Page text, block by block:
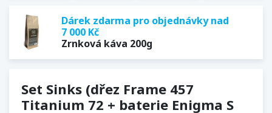
Dárek zdarma pro objednávky nad
7 000 Kč
Zrnková káva 200g
Set Sinks (dřez Frame 457
Titanium 72 + baterie Enigma S